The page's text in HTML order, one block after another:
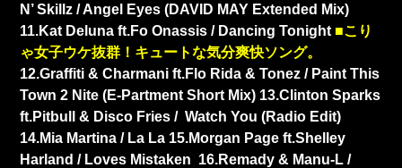
N’ Skillz / Angel Eyes (DAVID MAY Extended Mix)
11.Kat Deluna ft.Fo Onassis / Dancing Tonight ■こり
ゃ女子ウケ抜群！キュートな気分爽快ソング。
12.Graffiti & Charmani ft.Flo Rida & Tonez / Paint This
Town 2 Nite (E-Partment Short Mix) 13.Clinton Sparks
ft.Pitbull & Disco Fries / Watch You (Radio Edit)
14.Mia Martina / La La 15.Morgan Page ft.Shelley
Harland / Loves Mistaken 16.Remady & Manu-L /